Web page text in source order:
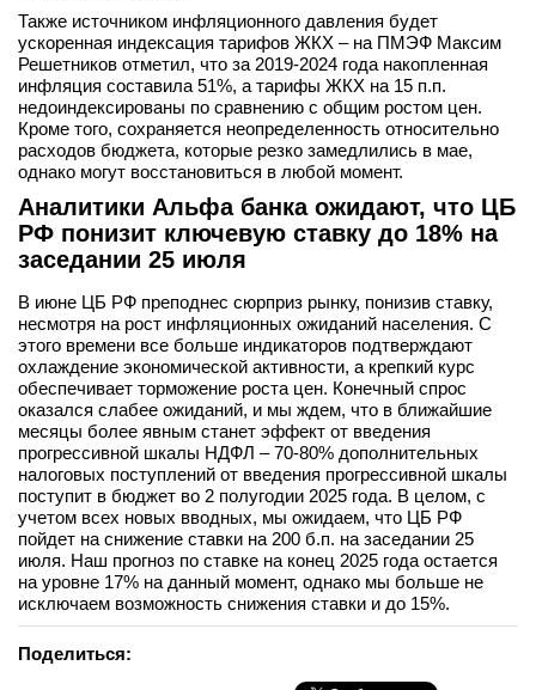
Также источником инфляционного давления будет
ускоренная индексация тарифов ЖКХ – на ПМЭФ Максим
Решетников отметил, что за 2019-2024 года накопленная
инфляция составила 51%, а тарифы ЖКХ на 15 п.п.
недоиндексированы по сравнению с общим ростом цен.
Кроме того, сохраняется неопределенность относительно
расходов бюджета, которые резко замедлились в мае,
однако могут восстановиться в любой момент.
Аналитики Альфа банка ожидают, что ЦБ
РФ понизит ключевую ставку до 18% на
заседании 25 июля
В июне ЦБ РФ преподнес сюрприз рынку, понизив ставку,
несмотря на рост инфляционных ожиданий населения. С
этого времени все больше индикаторов подтверждают
охлаждение экономической активности, а крепкий курс
обеспечивает торможение роста цен. Конечный спрос
оказался слабее ожиданий, и мы ждем, что в ближайшие
месяцы более явным станет эффект от введения
прогрессивной шкалы НДФЛ – 70-80% дополнительных
налоговых поступлений от введения прогрессивной шкалы
поступит в бюджет во 2 полугодии 2025 года. В целом, с
учетом всех новых вводных, мы ожидаем, что ЦБ РФ
пойдет на снижение ставки на 200 б.п. на заседании 25
июля. Наш прогноз по ставке на конец 2025 года остается
на уровне 17% на данный момент, однако мы больше не
исключаем возможность снижения ставки и до 15%.
Поделиться: